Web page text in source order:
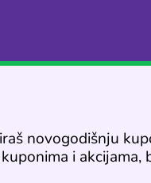
novogodišnju
i akcijama,